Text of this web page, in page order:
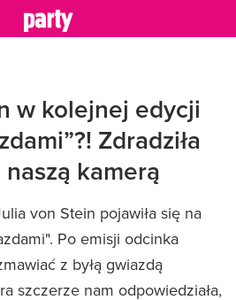
w kolejnej edycji
Zdradziła
kamerą
von Stein pojawiła się na
Po emisji odcinka
z byłą gwiazdą
szczerze nam odpowiedziała,